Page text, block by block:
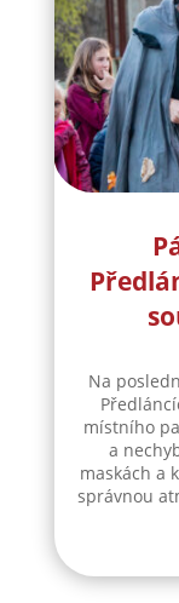
Na
místního
a
maskách a
správnou